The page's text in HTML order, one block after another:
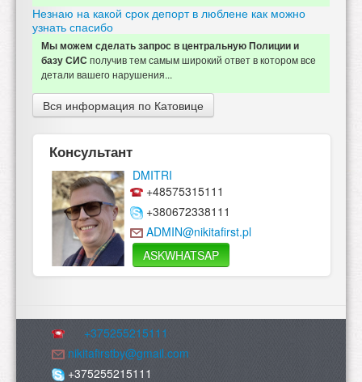
Незнаю на какой срок депорт в люблене как можно
узнать спасибо
Мы можем сделать запрос в центральную Полиции и
базу СИСполучив тем самым широкий ответ в котором все
детали вашего нарушения...
Вся информация по Катовице
Консультант
DMITRI
+48575315111
+380672338111
ADMIN@nikitafirst.pl
ASKWHATSAP
+375255215111
nikitafirstby@gmail.com
+375255215111